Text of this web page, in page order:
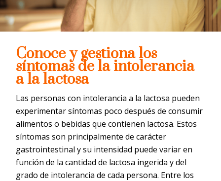
Conoce y gestiona los
síntomas de la intolerancia
a la lactosa
Las personas con intolerancia a la lactosa pueden
experimentar síntomas poco después de consumir
alimentos o bebidas que contienen lactosa. Estos
síntomas son principalmente de carácter
gastrointestinal y su intensidad puede variar en
función de la cantidad de lactosa ingerida y del
grado de intolerancia de cada persona. Entre los